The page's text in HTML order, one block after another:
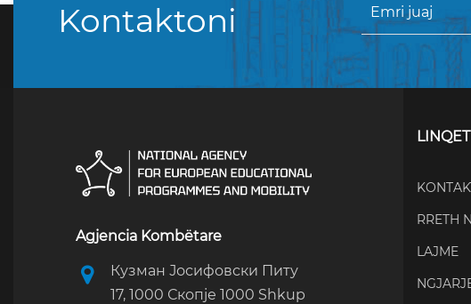
Kontaktoni
Agjencia Kombëtare
Кузман Јосифовски Питу
17, 1000 Скопје 1000 Shkup
RRETH
LAJME